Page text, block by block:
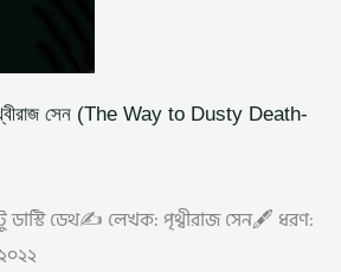
সেন (The Way to Dusty Death-
ডাস্টি ডেথ✍️ লেখক: পৃথ্বীরাজ সেন🖋️ ধরণ: